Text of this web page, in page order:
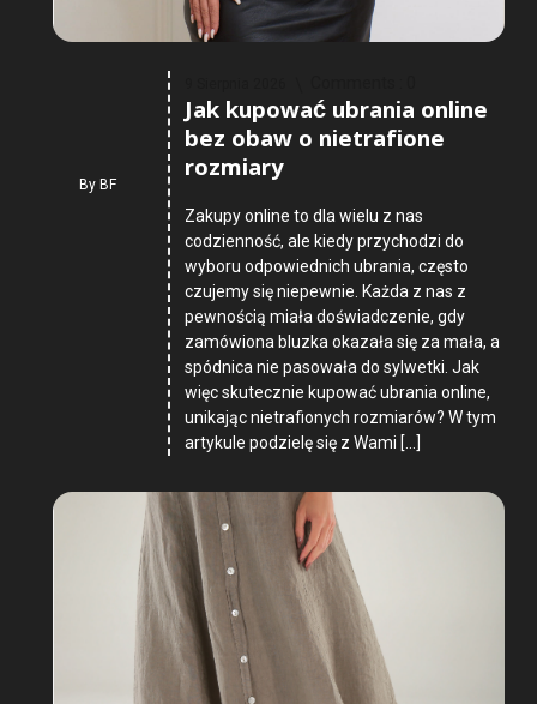
ByBF
Jak kupować ubrania online
bez obaw o nietrafione
rozmiary
Zakupy online to dla wielu z nas
codzienność, ale kiedy przychodzi do
wyboru odpowiednich ubrania, często
czujemy się niepewnie. Każda z nas z
pewnością miała doświadczenie, gdy
zamówiona bluzka okazała się za mała, a
spódnica nie pasowała do sylwetki. Jak
więc skutecznie kupować ubrania online,
unikając nietrafionych rozmiarów? W tym
artykule podzielę się z Wami […]